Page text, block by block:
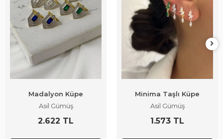
Madalyon Küpe
Asil Gümüş
2.622 TL
Minima Taşlı Küpe
Asil Gümüş
1.573 TL